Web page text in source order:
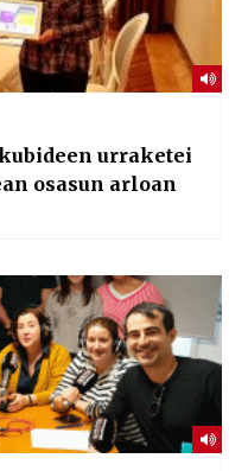
urraketei
osasun arloan